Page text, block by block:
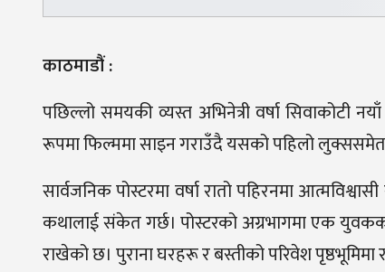
काठमाडौं :
पछिल्लो समयकी व्यस्त अभिनेत्री वर्षा सिवाकोटी
रूपमा फिल्ममा साइन गराउँदै यसको पहिलो
सार्वजनिक पोस्टरमा वर्षा रातो पहिरनमा
कथालाई संकेत गर्छ। पोस्टरको अग्रभागमा एक
राखेको छ। पुराना घरहरू र बस्तीको परिवेश